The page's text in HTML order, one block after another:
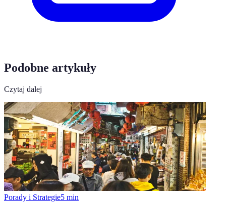
Podobne artykuły
Czytaj dalej
Porady i Strategie5 min